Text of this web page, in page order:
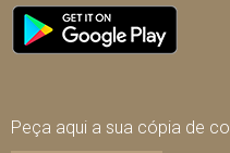
Peça aqui a sua cópia de